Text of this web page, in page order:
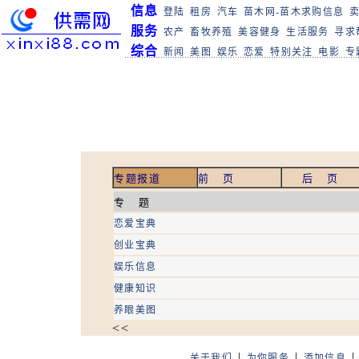
信息 登陆 租房 汽车 苗木网-苗木求购信息
服务 农产 畜牧养殖 美容健身 生活服务 寻求
综合 新闻 美图 娱乐 恋爱 特别关注 电影 专
专题报道 前 页
后 页
专 题
恋爱宝典
创业宝典
娱乐信息
健康知识
养眼美图
<<